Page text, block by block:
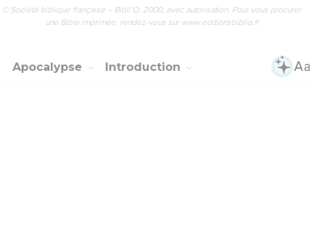
© Société biblique française – Bibli’O, 2000, avec autorisation. Pour vous procurer
une Bible imprimée, rendez-vous sur www.editionsbiblio.fr
Apocalypse Introduction